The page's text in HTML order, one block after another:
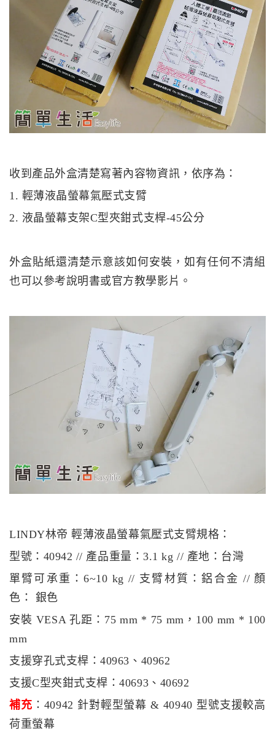
收到產品外盒清楚寫著內容物資訊，依序為：
1. 輕薄液晶螢幕氣壓式支臂
2. 液晶螢幕支架C型夾鉗式支桿-45公分
外盒貼紙還清楚示意該如何安裝，如有任何不清組
也可以參考說明書或官方教學影片。
LINDY林帝 輕薄液晶螢幕氣壓式支臂規格：
型號：40942 // 產品重量：3.1 kg // 產地：台灣
單臂可承重：6~10 kg // 支臂材質：鋁合金 // 顏
色： 銀色
安裝 VESA 孔距：75 mm * 75 mm，100 mm * 100
mm
支援穿孔式支桿：40963、40962
支援C型夾鉗式支桿：40693、40692
補充 ：40942 針對輕型螢幕 & 40940 型號支援較高
荷重螢幕